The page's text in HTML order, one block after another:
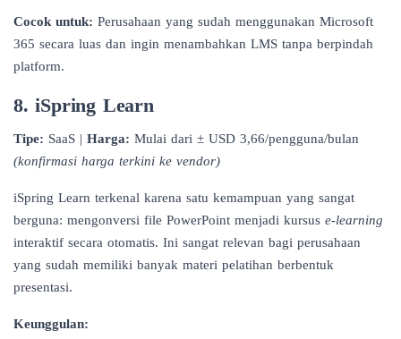
Cocok untuk: Perusahaan yang sudah menggunakan Microsoft
365 secara luas dan ingin menambahkan LMS tanpa berpindah
platform.
8. iSpring Learn
Tipe: SaaS | Harga: Mulai dari ± USD 3,66/pengguna/bulan
(konfirmasi harga terkini ke vendor)
iSpring Learn terkenal karena satu kemampuan yang sangat
berguna: mengonversi file PowerPoint menjadi kursus e-learning
interaktif secara otomatis. Ini sangat relevan bagi perusahaan
yang sudah memiliki banyak materi pelatihan berbentuk
presentasi.
Keunggulan: